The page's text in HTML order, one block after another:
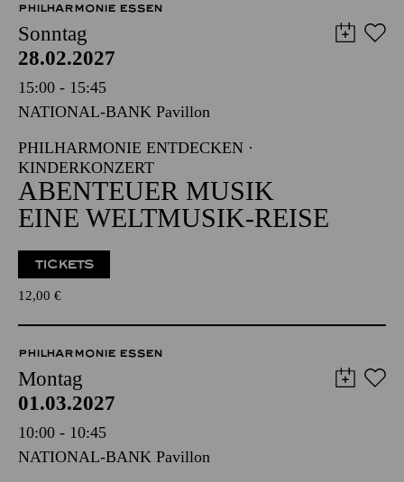
PHILHARMONIE ESSEN
Sonntag
28.02.2027
15:00 - 15:45
NATIONAL-BANK Pavillon
PHILHARMONIE ENTDECKEN ·
KINDERKONZERT
ABENTEUER MUSIK
EINE WELTMUSIK-REISE
TICKETS
12,00 €
PHILHARMONIE ESSEN
Montag
01.03.2027
10:00 - 10:45
NATIONAL-BANK Pavillon